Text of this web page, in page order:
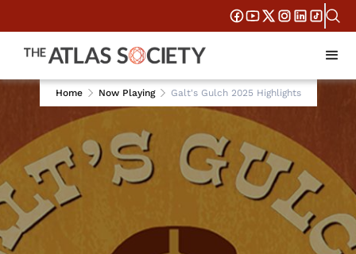
Home Now Playing Galt's Gulch 2025 Highlights